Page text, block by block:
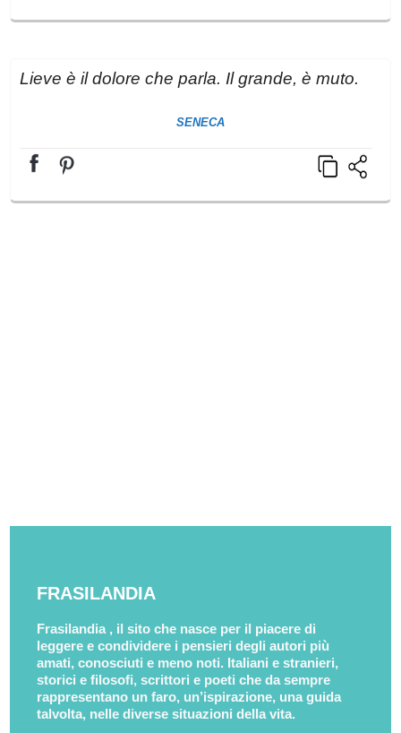
Lieve è il dolore che parla. Il grande, è muto.
SENECA
FRASILANDIA
Frasilandia , il sito che nasce per il piacere di
leggere e condividere i pensieri degli autori più
amati, conosciuti e meno noti. Italiani e stranieri,
storici e filosofi, scrittori e poeti che da sempre
rappresentano un faro, un’ispirazione, una guida
talvolta, nelle diverse situazioni della vita.